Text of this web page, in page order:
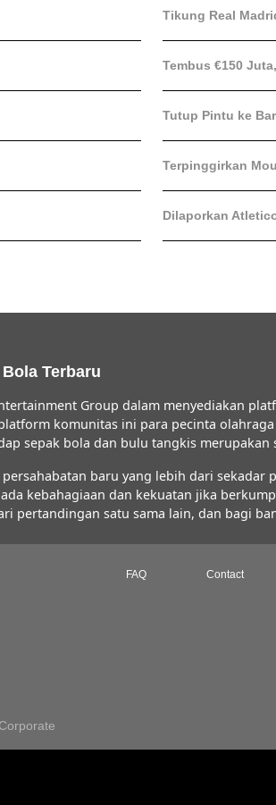
Tikung Real
Tembus €150
Tutup Pintu ke
Terpinggirkan
Dilaporkan
Terbaru
Group dalam menyediakan
komunitas ini para pecinta
sepak bola dan bulu tangkis merupakan
baru yang lebih dari
kebahagiaan dan kekuatan jika
pertandingan satu sama lain, dan bagi
FAQ Contact
Corporate